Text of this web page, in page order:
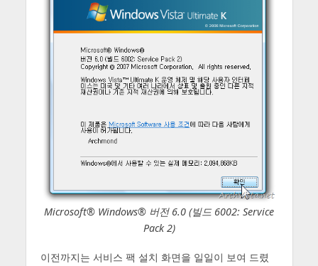
Microsoft® Windows® 버전 6.0 (빌드 6002: Service
Pack 2)
이전까지는 서비스 팩 설치 화면을 일일이 보여 드렸